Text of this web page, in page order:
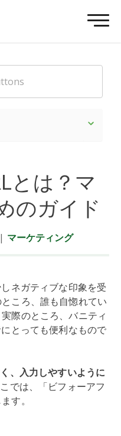
とは？マ
のガイド
| マーケティング
ネガティブな印象を受
ころ、誰も自惚れてい
際のところ、バニティ
とっても便利なもので
、入力しやすいように
では、「ビフォーアフ
す。